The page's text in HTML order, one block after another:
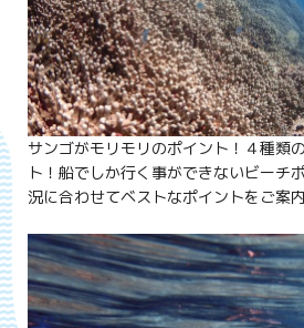
サンゴがモリモリのポイント！４種類
ト！船でしか行く事ができないビーチ
況に合わせてベストなポイントをご案